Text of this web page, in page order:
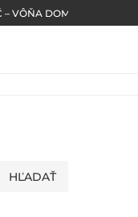
VÔŇA DOMOVA V
HĽADAŤ